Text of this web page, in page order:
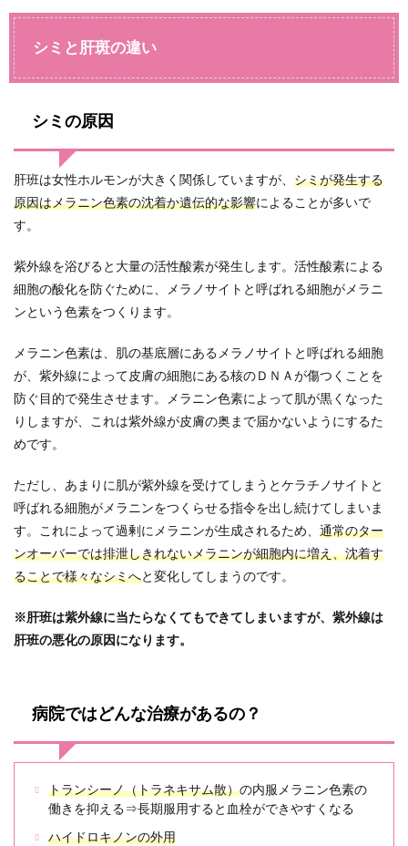
シミと肝斑の違い
シミの原因
肝班は女性ホルモンが大きく関係していますが、 シミが発生する
原因はメラニン色素の沈着か遺伝的な影響によることが多いで
す。
紫外線を浴びると大量の活性酸素が発生します。活性酸素による
細胞の酸化を防ぐために、メラノサイトと呼ばれる細胞がメラニ
ンという色素をつくります。
メラニン色素は、肌の基底層にあるメラノサイトと呼ばれる細胞
が、紫外線によって皮膚の細胞にある核のＤＮＡが傷つくことを
防ぐ目的で発生させます。メラニン色素によって肌が黒くなった
りしますが、これは紫外線が皮膚の奥まで届かないようにするた
めです。
ただし、あまりに肌が紫外線を受けてしまうとケラチノサイトと
呼ばれる細胞がメラニンをつくらせる指令を出し続けてしまいま
す。これによって過剰にメラニンが生成されるため、 通常のター
ンオーバーでは排泄しきれないメラニンが細胞内に増え、沈着す
ることで様々なシミへと変化してしまうのです。
※肝班は紫外線に当たらなくてもできてしまいますが、紫外線は
肝班の悪化の原因になります。
病院ではどんな治療があるの？
トランシーノ（トラネキサム散）の内服メラニン色素の
働きを抑える⇒長期服用すると血栓ができやすくなる
ハイドロキノンの外用